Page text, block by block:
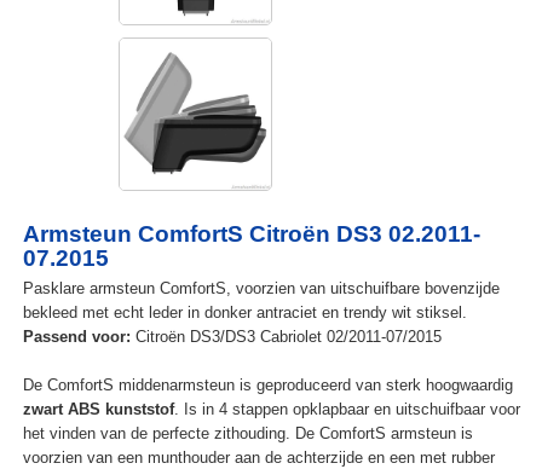
Armsteun ComfortS Citroën DS3 02.2011-
07.2015
Pasklare armsteun ComfortS, voorzien van uitschuifbare bovenzijde
bekleed met echt leder in donker antraciet en trendy wit stiksel.
Passend voor: Citroën DS3/DS3 Cabriolet 02/2011-07/2015
De ComfortS middenarmsteun is geproduceerd van sterk hoogwaardig
zwart ABS kunststof. Is in 4 stappen opklapbaar en uitschuifbaar voor
het vinden van de perfecte zithouding. De ComfortS armsteun is
voorzien van een munthouder aan de achterzijde en een met rubber